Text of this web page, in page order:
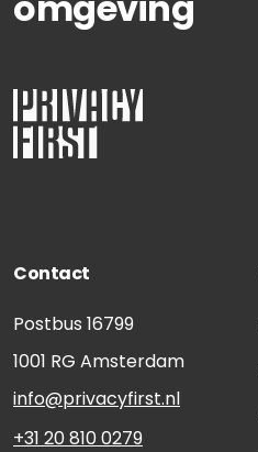
Contact
Postbus 16799
1001 RG Amsterdam
info@privacyfirst.nl
+31 20 810 0279